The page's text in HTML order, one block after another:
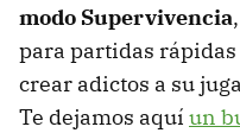
modo Supervivencia
para partidas
crear adictos a su
Te dejamos aquí un